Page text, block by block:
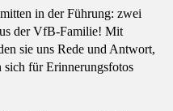
in der Führung: zwei
der VfB-Familie! Mit
sie uns Rede und Antwort,
sich für Erinnerungsfotos